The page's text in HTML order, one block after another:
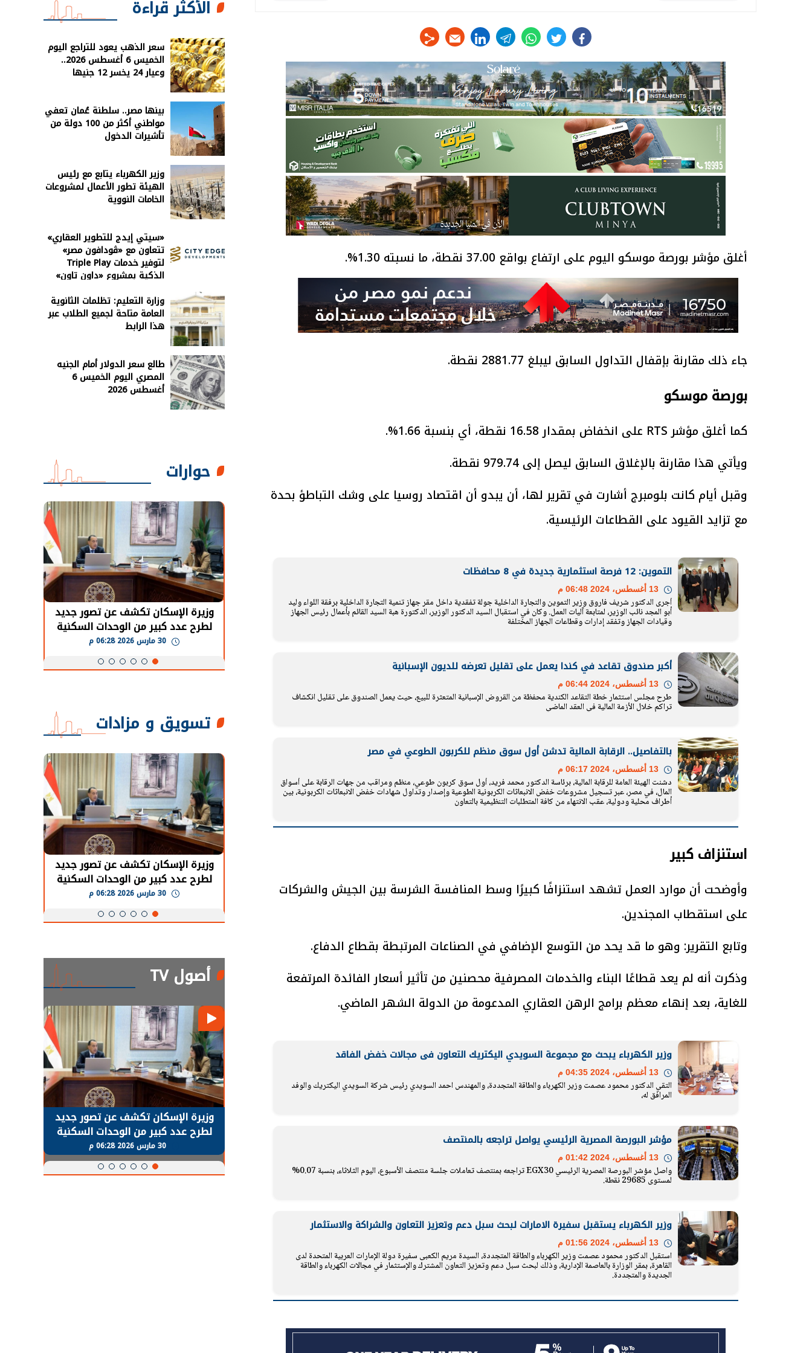
facebook
twitter
whats
telegram
linkedin
أغلق مؤشر بورصة موسكو اليوم على ارتفاع بواقع 37.00 نقطة، ما نسبته 1.30%.
جاء ذلك مقارنة بإقفال التداول السابق ليبلغ 2881.77 نقطة.
بورصة موسكو
كما أغلق مؤشر RTS على انخفاض بمقدار 16.58 نقطة، أي بنسبة 1.66%.
ويأتي هذا مقارنة بالإغلاق السابق ليصل إلى 979.74 نقطة.
وقبل أيام كانت بلومبرج أشارت في تقرير لها، أن يبدو أن اقتصاد روسيا على وشك التباطؤ بحدة
مع تزايد القيود على القطاعات الرئيسية.
التموين: 12 فرصة استثمارية جديدة في 8 محافظات
أجرى الدكتور شريف فاروق وزير التموين والتجارة الداخلية جولة تفقدية داخل مقر جهاز تنمية التجارة الداخلية برفقة اللواء وليد
أبو المجد نائب الوزير، لمتابعة آليات العمل. وكان في استقبال السيد الدكتور الوزير، الدكتورة هبة السيد القائم بأعمال رئيس الجهاز
وقيادات الجهاز وتفقد إدارات وقطاعات الجهاز المختلفة
أكبر صندوق تقاعد في كندا يعمل على تقليل تعرضه للديون الإسبانية
طرح مجلس استثمار خطة التقاعد الكندية محفظة من القروض الإسبانية المتعثرة للبيع، حيث يعمل الصندوق على تقليل انكشاف
تراكم خلال الأزمة المالية في العقد الماضي
بالتفاصيل.. الرقابة المالية تدشن أول سوق منظم للكربون الطوعي في مصر
دشنت الهيئة العامة للرقابة المالية، برئاسة الدكتور محمد فريد، أول سوق كربون طوعي، منظم ومراقب من جهات الرقابة على أسواق
المال، في مصر، عبر تسجيل مشروعات خفض الانبعاثات الكربونية الطوعية وإصدار وتداول شهادات خفض الانبعاثات الكربونية، بين
أطراف محلية ودولية، عقب الانتهاء من كافة المتطلبات التنظيمية بالتعاون
استنزاف كبير
وأوضحت أن موارد العمل تشهد استنزافًا كبيرًا وسط المنافسة الشرسة بين الجيش والشركات
على استقطاب المجندين.
وتابع التقرير: وهو ما قد يحد من التوسع الإضافي في الصناعات المرتبطة بقطاع الدفاع.
وذكرت أنه لم يعد قطاعًا البناء والخدمات المصرفية محصنين من تأثير أسعار الفائدة المرتفعة
للغاية، بعد إنهاء معظم برامج الرهن العقاري المدعومة من الدولة الشهر الماضي.
وزير الكهرباء يبحث مع مجموعة السويدي اليكتريك التعاون فى مجالات خفض الفاقد
التقي الدكتور محمود عصمت وزير الكهرباء والطاقة المتجددة، والمهندس احمد السويدي رئيس شركة السويدي اليكتريك والوفد
المرافق له،
مؤشر البورصة المصرية الرئيسي يواصل تراجعه بالمنتصف
واصل مؤشر البورصة المصرية الرئيسي EGX30 تراجعه بمنتصف تعاملات جلسة منتصف الأسبوع، اليوم الثلاثاء، بنسبة 0.07%
لمستوى 29685 نقطة.
وزير الكهرباء يستقبل سفيرة الامارات لبحث سبل دعم وتعزيز التعاون والشراكة والاستثمار
استقبل الدكتور محمود عصمت وزير الكهرباء والطاقة المتجددة، السيدة مريم الكعبى سفيرة دولة الإمارات العربية المتحدة لدى
القاهرة، بمقر الوزارة بالعاصمة الإدارية، وذلك لبحث سبل دعم وتعزيز التعاون المشترك والإستثمار في مجالات الكهرباء والطاقة
الجديدة والمتجددة.
الأكثر قراءة
سعر الذهب يعود للتراجع اليوم
الخميس 6 أغسطس 2026..
وعيار 24 يخسر 12 جنيها
بينها مصر.. سلطنة عُمان تعفي
مواطني أكثر من 100 دولة من
تأشيرات الدخول
وزير الكهرباء يتابع مع رئيس
الهيئة تطور الأعمال لمشروعات
الخامات النووية
«سيتي إيدج للتطوير العقاري»
تتعاون مع «ڤودافون مصر»
لتوفير خدمات Triple Play
الذكية بمشروع «داون تاون»
وزارة التعليم: تظلمات الثانوية
العامة متاحة لجميع الطلاب عبر
هذا الرابط
طالع سعر الدولار أمام الجنيه
المصري اليوم الخميس 6
أغسطس 2026
حوارات
الرئيس السيسي: تداعيات خطيرة على
الاقتصاد العالمي وأسعار الوقود حال
رئيس الوزراء يتابع الإجراءات الخاصة
بتنفيذ التوجيهات الرئاسية بطرح وحدات
افتتاح «إيجبس 2026» بحضور دولي وزيرة الإسكان تكشف عن تصور جديد
لطرح عدد كبير من الوحدات السكنية
بنظام الإيجار
تسويق و مزادات
الرئيس السيسي: تداعيات خطيرة على
الاقتصاد العالمي وأسعار الوقود حال
استمرار الأزمة في الشرق الأوسط
بتنفيذ التوجيهات الرئاسية بطرح وحدات
سكنية بالإيجار للمواطنين
واسع.. والبترول: مصر تعزز مكانتها
بوصفها مركزًا إقليميًّا للطاقة
30 مارس 2026 03:59 م
وزيرة الإسكان تكشف عن تصور جديد
لطرح عدد كبير من الوحدات السكنية
بنظام الإيجار
أصول TV
الاقتصاد العالمي وأسعار الوقود حال
استمرار الأزمة في الشرق الأوسط
بتنفيذ التوجيهات الرئاسية بطرح وحدات
سكنية بالإيجار للمواطنين
30 مارس 2026 04:40 م
وزيرة الإسكان تكشف عن تصور جديد
لطرح عدد كبير من الوحدات السكنية
بنظام الإيجار